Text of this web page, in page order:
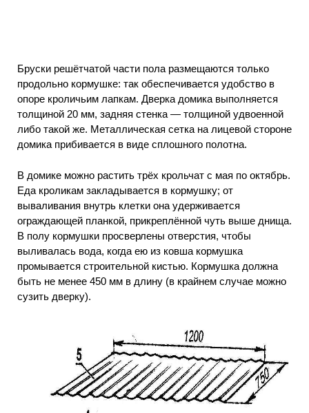
Бруски решётчатой части пола размещаются только
продольно кормушке: так обеспечивается удобство в
опоре кроличьим лапкам. Дверка домика выполняется
толщиной 20 мм, задняя стенка — толщиной удвоенной
либо такой же. Металлическая сетка на лицевой стороне
домика прибивается в виде сплошного полотна.
В домике можно растить трёх крольчат с мая по октябрь.
Еда кроликам закладывается в кормушку; от
вываливания внутрь клетки она удерживается
ограждающей планкой, прикреплённой чуть выше днища.
В полу кормушки просверлены отверстия, чтобы
выливалась вода, когда ею из ковша кормушка
промывается строительной кистью. Кормушка должна
быть не менее 450 мм в длину (в крайнем случае можно
сузить дверку).